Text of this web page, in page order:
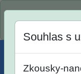
Souhlas s
Zkousky-